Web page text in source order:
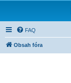
FAQ
Obsah fóra